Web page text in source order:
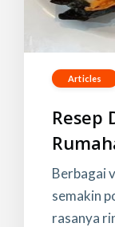
Articles
Resep
Berbagai
semakin
rasanya